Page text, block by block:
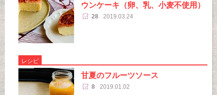
ウンケーキ（卵、乳、小麦不使用）
28 2019.03.24
レシピ
甘夏のフルーツソース
8 2019.01.02